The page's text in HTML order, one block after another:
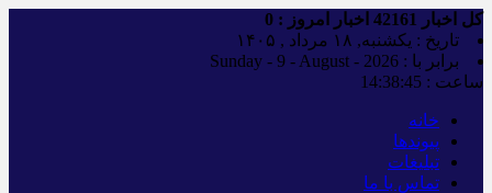
کل اخبار اخبار امروز : 0
تاریخ : یکشنبه, ۱۸ مرداد , ۱۴۰۵
برابر با : Sunday - 9 - August - 2026
ساعت : 14:38:46
خانه
پیوندها
تبلیغات
تماس با ما